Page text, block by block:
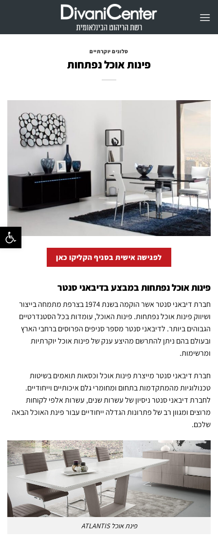
פתח
סלונים יוקרתיים
פינות אוכל נפתחות
לפגישה אישית בסניף הקליקו כאן
פינות אוכל נפתחות במבצע בדיבאני סנטר
חברת דיבאני סנטר אשר הוקמה בשנת 1974 בצרפת מתמחה בייצור
ושיווק פינות אוכל נפתחות. פינות האוכל, עומדות בכל הסטנדרטיים
הגבוהים ביותר. לדיבאני סנטר מספר סניפים הפרוסים ברחבי הארץ
ובעולם בהם ניתן להתרשם מהיצע ענק של פינות אוכל יוקרתיות
ומרשימות.
חברת דיבאני סנטר מייצרת פינות אוכל וכסאות תואמים בשיטות
טכנולוגיות מהמתקדמות בתחום ומחומרי גלם איכותיים וייחודיים.
לחברת דיבאני סנטר ניסיון של עשרות שנים, עשרות אלפי לקוחות
מרוצים ומגוון רב של פתרונות הגדלה ייחודיים עבור פינת האוכל הבאה
שלכם.
פינת אוכל ATLANTIS